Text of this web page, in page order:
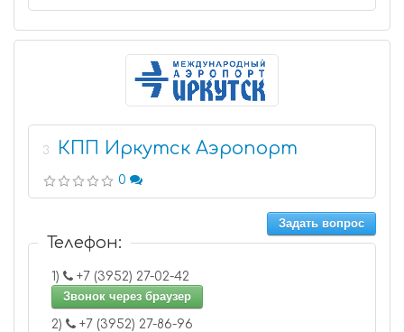
3 КПП Иркутск Аэропорт
0
Задать вопрос
Телефон:
1)
+7 (3952) 27-02-42
Звонок через браузер
2)
+7 (3952) 27-86-96